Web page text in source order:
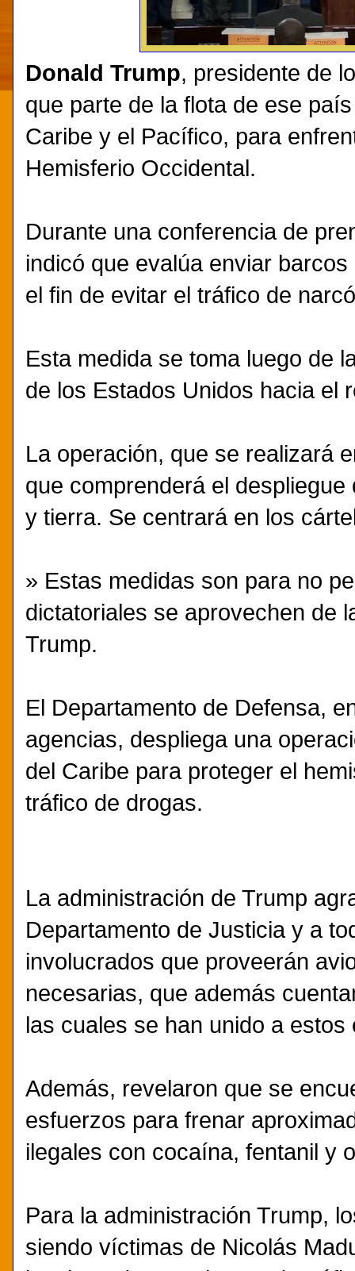
Donald Trump, presidente de
que parte de la flota de ese
Caribe y el Pacífico, para
Hemisferio Occidental.
Durante una conferencia de
indicó que evalúa enviar
el fin de evitar el tráfico de
Esta medida se toma luego de
de los Estados Unidos hacia el
La operación, que se realizará
que comprenderá el
y tierra. Se centrará en los
» Estas medidas son para no
dictatoriales se aprovechen de
Trump.
El Departamento de Defensa,
agencias, despliega una
del Caribe para proteger el
tráfico de drogas.
La administración de Trump
Departamento de Justicia y a
involucrados que proveerán
necesarias, que además
las cuales se han unido a estos
Además, revelaron que se
esfuerzos para frenar
ilegales con cocaína, fentanil y
Para la administración Trump,
siendo víctimas de Nicolás